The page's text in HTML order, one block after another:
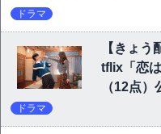
ドラマ
【きょ
tflix「恋
（12点）
ドラマ